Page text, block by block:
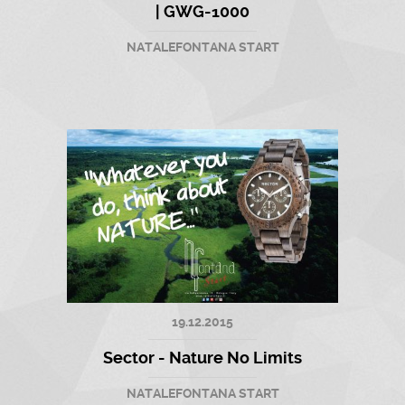
| GWG-1000
NATALEFONTANA START
19.12.2015
Sector - Nature No Limits
NATALEFONTANA START